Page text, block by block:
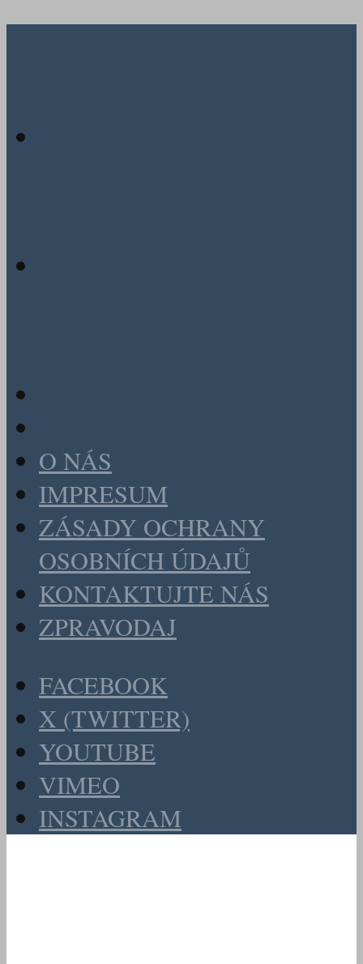
O NÁS
IMPRESUM
ZÁSADY OCHRANY
OSOBNÍCH ÚDAJŮ
KONTAKTUJTE NÁS
ZPRAVODAJ
FACEBOOK
X (TWITTER)
YOUTUBE
VIMEO
INSTAGRAM